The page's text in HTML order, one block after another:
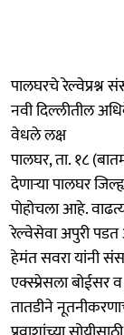
पालघरचे रेल्वेप्रश्न
नवी दिल्लीतील
वेधले लक्ष
पालघर, ता. १८
देणाऱ्या पालघर
पोहोचला आहे.
रेल्वेसेवा अपुरी पडत
हेमंत सवरा यांनी
एक्स्प्रेसला बोईसर
तातडीने